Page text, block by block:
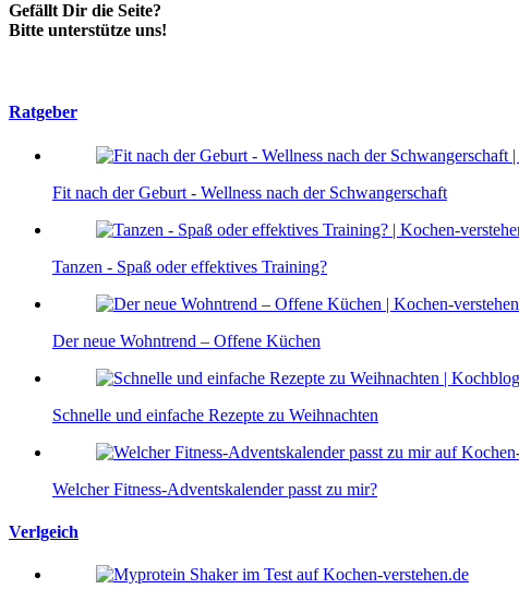
Gefällt Dir die Seite?
Bitte unterstütze uns!
Ratgeber
Fit nach der Geburt - Wellness nach der Schwangerschaft
Tanzen - Spaß oder effektives Training?
Der neue Wohntrend – Offene Küchen
Schnelle und einfache Rezepte zu Weihnachten
Welcher Fitness-Adventskalender passt zu mir?
Verlgeich